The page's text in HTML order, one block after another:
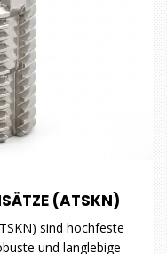
(ATSKN)
sind hochfeste
und langlebige